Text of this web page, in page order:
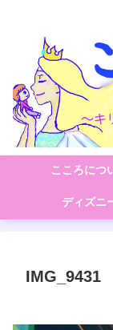
こころにつ
ディズニ
IMG_9431